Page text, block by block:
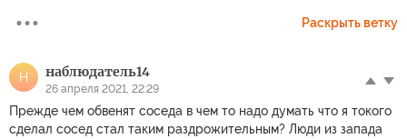
Раскрыть ветку
Н наблюдатель14
26 апреля 2021, 22:29
Прежде чем обвенят соседа в чем то надо думать что я токого
сделал сосед стал таким раздрожительным? Люди из запада